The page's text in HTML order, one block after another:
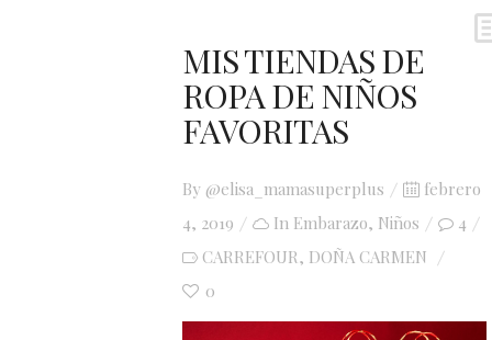
MIS TIENDAS DE
ROPA DE NIÑOS
FAVORITAS
By @elisa_mamasuperplus
Posted
on
febrero
4, 2019
In Embarazo, Niños
4
CARREFOUR, DOÑA CARMEN
0